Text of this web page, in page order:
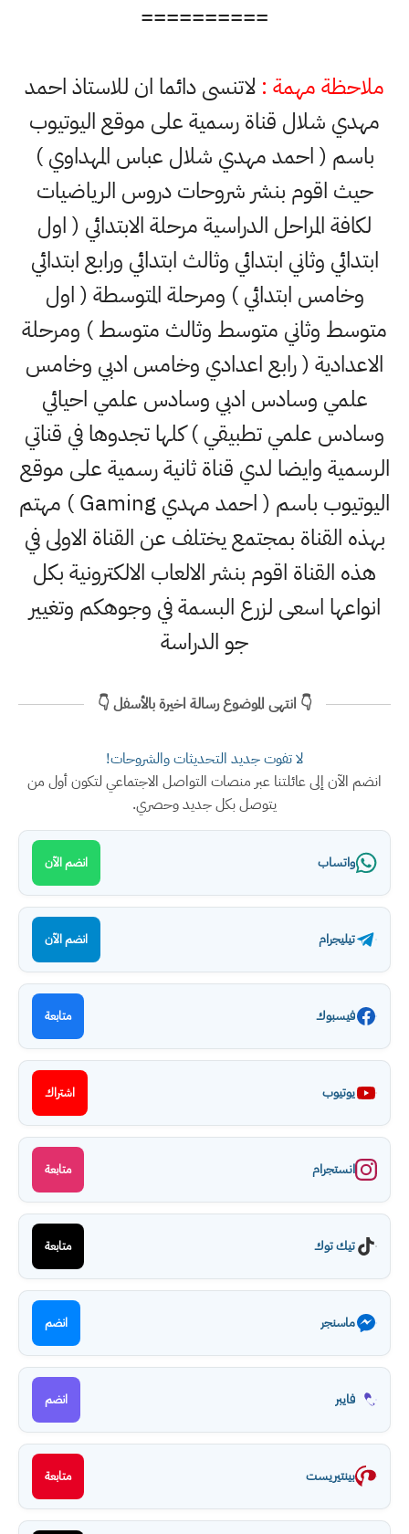
==========
ملاحظة مهمة : لاتنسى دائما ان للاستاذ احمد
مهدي شلال قناة رسمية على موقع اليوتيوب
باسم ( احمد مهدي شلال عباس المهداوي )
حيث اقوم بنشر شروحات دروس الرياضيات
لكافة المراحل الدراسية مرحلة الابتدائي ( اول
ابتدائي وثاني ابتدائي وثالث ابتدائي ورابع ابتدائي
وخامس ابتدائي ) ومرحلة المتوسطة ( اول
متوسط وثاني متوسط وثالث متوسط ) ومرحلة
الاعدادية ( رابع اعدادي وخامس ادبي وخامس
علمي وسادس ادبي وسادس علمي احيائي
وسادس علمي تطبيقي ) كلها تجدوها في قناتي
الرسمية وايضا لدي قناة ثانية رسمية على موقع
اليوتيوب باسم ( احمد مهدي Gaming ) مهتم
بهذه القناة بمجتمع يختلف عن القناة الاولى في
هذه القناة اقوم بنشر الالعاب الالكترونية بكل
انواعها اسعى لزرع البسمة في وجوهكم وتغيير
جو الدراسة
👇 انتهى الموضوع رسالة اخيرة بالأسفل 👇
لا تفوت جديد التحديثات والشروحات!
انضم الآن إلى عائلتنا عبر منصات التواصل الاجتماعي لتكون أول من
يتوصل بكل جديد وحصري.
واتساب انضم الآن
تيليجرام انضم الآن
فيسبوك متابعة
يوتيوب اشتراك
انستجرام متابعة
تيك توك متابعة
ماسنجر انضم
فايبر انضم
بينتيريست متابعة